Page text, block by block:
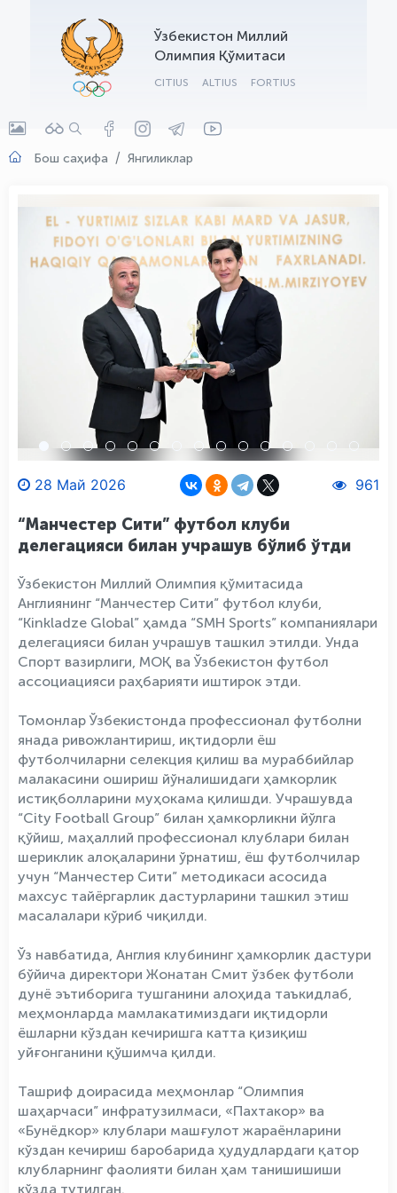
Ўзбекистон Миллий
Олимпия Қўмитаси
CITIUS ALTIUS FORTIUS
Бош саҳифа Янгиликлар
28 Май 2026 961
“Манчестер Сити” футбол клуби
делегацияси билан учрашув бўлиб ўтди
Ўзбекистон Миллий Олимпия қўмитасида
Англиянинг “Манчестер Сити” футбол клуби,
“Kinkladze Global” ҳамда “SMH Sports” компаниялари
делегацияси билан учрашув ташкил этилди. Унда
Спорт вазирлиги, МОҚ ва Ўзбекистон футбол
ассоциацияси раҳбарияти иштирок этди.
Томонлар Ўзбекистонда профессионал футболни
янада ривожлантириш, иқтидорли ёш
футболчиларни селекция қилиш ва мураббийлар
малакасини ошириш йўналишидаги ҳамкорлик
истиқболларини муҳокама қилишди. Учрашувда
“City Football Group” билан ҳамкорликни йўлга
қўйиш, маҳаллий профессионал клублари билан
шериклик алоқаларини ўрнатиш, ёш футболчилар
учун “Манчестер Сити” методикаси асосида
махсус тайёргарлик дастурларини ташкил этиш
масалалари кўриб чиқилди.
Ўз навбатида, Англия клубининг ҳамкорлик дастури
бўйича директори Жонатан Смит ўзбек футболи
дунё эътиборига тушганини алоҳида таъкидлаб,
меҳмонларда мамлакатимиздаги иқтидорли
ёшларни кўздан кечиришга катта қизиқиш
уйғонганини қўшимча қилди.
Ташриф доирасида меҳмонлар “Олимпия
шаҳарчаси” инфратузилмаси, «Пахтакор» ва
«Бунёдкор» клублари машғулот жараёнларини
кўздан кечириш баробарида ҳудудлардаги қатор
клубларнинг фаолияти билан ҳам танишишиши
кўзда тутилган.
OLYMPCHIK AI - yordamchi
Онлайн · olympic.uz